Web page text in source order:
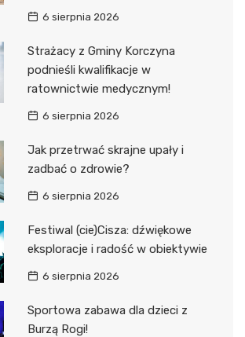
6 sierpnia 2026
Strażacy z Gminy Korczyna
podnieśli kwalifikacje w
ratownictwie medycznym!
6 sierpnia 2026
Jak przetrwać skrajne upały i
zadbać o zdrowie?
6 sierpnia 2026
Festiwal (cie)Cisza: dźwiękowe
eksploracje i radość w obiektywie
6 sierpnia 2026
Sportowa zabawa dla dzieci z
Burzą Rogi!